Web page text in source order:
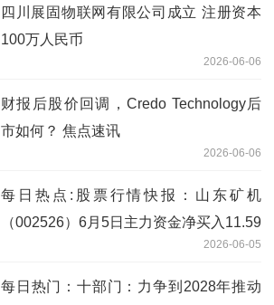
四川展固物联网有限公司成立 注册资本
100万人民币
2026-06-06
财报后股价回调，Credo Technology后
市如何？ 焦点速讯
2026-06-06
每日热点:股票行情快报：山东矿机
（002526）6月5日主力资金净买入11.59
2026-06-05
每日热门：十部门：力争到2028年推动